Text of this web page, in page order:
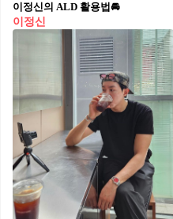
이정신의 ALD 활용법🚘
이정신